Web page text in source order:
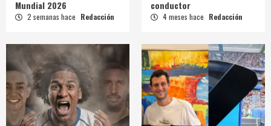
Mundial 2026
2 semanas hace Redacción
conductor
4 meses hace Redacción